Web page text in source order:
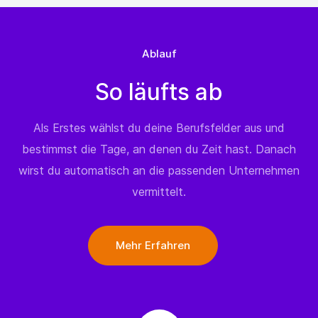
Ablauf
So läufts ab
Als Erstes wählst du deine Berufsfelder aus und
bestimmst die Tage, an denen du Zeit hast. Danach
wirst du automatisch an die passenden Unternehmen
vermittelt.
Mehr Erfahren